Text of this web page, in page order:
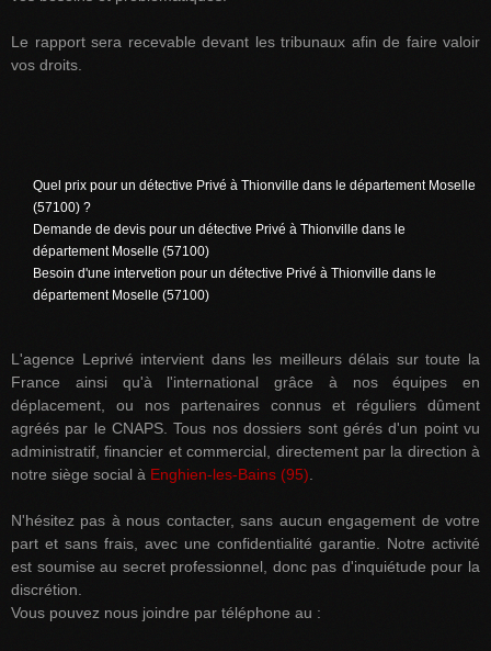
Le rapport sera recevable devant les tribunaux afin de faire valoir
vos droits.
Quel prix pour un détective Privé à Thionville dans le département Moselle
(57100) ?
Demande de devis pour un détective Privé à Thionville dans le
département Moselle (57100)
Besoin d'une intervetion pour un détective Privé à Thionville dans le
département Moselle (57100)
L'agence Leprivé intervient dans les meilleurs délais sur toute la
France ainsi qu'à l'international grâce à nos équipes en
déplacement, ou nos partenaires connus et réguliers dûment
agréés par le CNAPS. Tous nos dossiers sont gérés d'un point vu
administratif, financier et commercial, directement par la direction à
notre siège social à Enghien-les-Bains (95).
N'hésitez pas à nous contacter, sans aucun engagement de votre
part et sans frais, avec une confidentialité garantie. Notre activité
est soumise au secret professionnel, donc pas d'inquiétude pour la
discrétion.
Vous pouvez nous joindre par téléphone au :